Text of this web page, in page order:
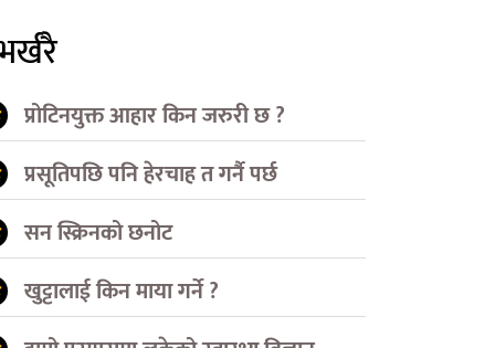
प्रोटिनयुक्त आहार किन जरुरी छ ?
प्रसूतिपछि पनि हेरचाह त गर्नै पर्छ
सन स्क्रिनको छनोट
खुट्टालाई किन माया गर्ने ?